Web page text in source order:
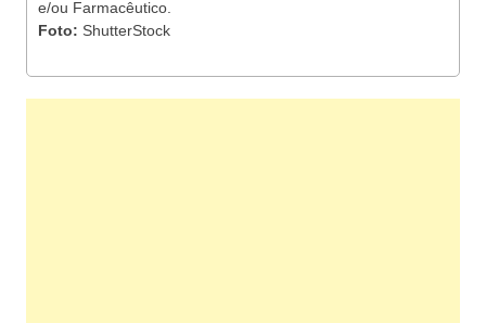
e/ou Farmacêutico.
Foto: ShutterStock